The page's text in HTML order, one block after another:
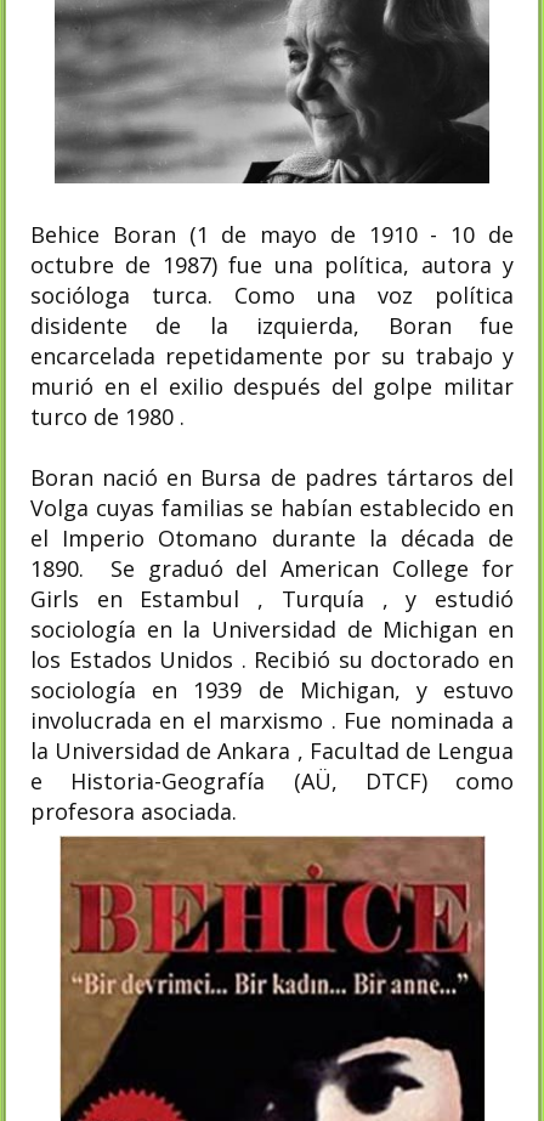
Behice Boran (1 de mayo de 1910 - 10 de
octubre de 1987) fue una política, autora y
socióloga turca. Como una voz política
disidente de la izquierda, Boran fue
encarcelada repetidamente por su trabajo y
murió en el exilio después del golpe militar
turco de 1980 .
Boran nació en Bursa de padres tártaros del
Volga cuyas familias se habían establecido en
el Imperio Otomano durante la década de
1890. Se graduó del American College for
Girls en Estambul , Turquía , y estudió
sociología en la Universidad de Michigan en
los Estados Unidos . Recibió su doctorado en
sociología en 1939 de Michigan, y estuvo
involucrada en el marxismo . Fue nominada a
la Universidad de Ankara , Facultad de Lengua
e Historia-Geografía (AÜ, DTCF) como
profesora asociada.